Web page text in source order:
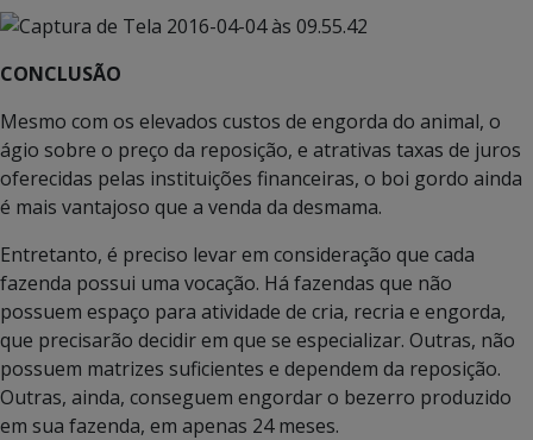
CONCLUSÃO
Mesmo com os elevados custos de engorda do animal, o
ágio sobre o preço da reposição, e atrativas taxas de juros
oferecidas pelas instituições financeiras, o boi gordo ainda
é mais vantajoso que a venda da desmama.
Entretanto, é preciso levar em consideração que cada
fazenda possui uma vocação. Há fazendas que não
possuem espaço para atividade de cria, recria e engorda,
que precisarão decidir em que se especializar. Outras, não
possuem matrizes suficientes e dependem da reposição.
Outras, ainda, conseguem engordar o bezerro produzido
em sua fazenda, em apenas 24 meses.